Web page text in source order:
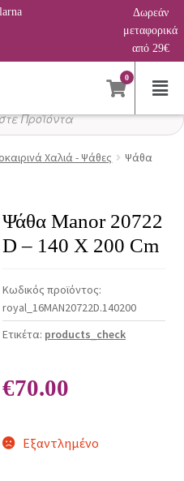
Δωρεάν
μεταφορικά
από 29€
0
Χαλιά - Ψάθες
Ψάθα
Ψάθα Manor 20722
D – 140 X 200 Cm
Κωδικός προϊόντος:
royal_16MAN20722D.140200
Ετικέτα: products_check
€70.00
Εξαντλημένο